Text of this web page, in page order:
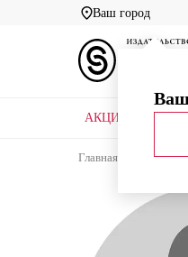
Ваш город
Ваш
АКЦИИ
Главная